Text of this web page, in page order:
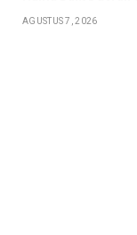
AGUSTUS 7, 2026